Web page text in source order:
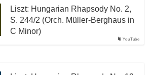
YouTube
Liszt: Hungarian Rhapsody No. 2,
S. 244/2 (Orch. Müller-Berghaus in
C Minor)